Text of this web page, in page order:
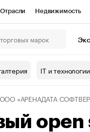
Отрасли Недвижимость
Проверка контрагентов
IT и технологии
ООО «АРЕНАДАТА
open